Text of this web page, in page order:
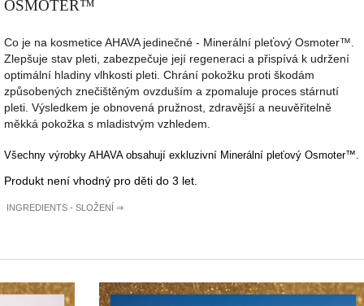
OSMOTER™
Co je na kosmetice AHAVA jedinečné - Minerální pleťový Osmoter™.
Zlepšuje stav pleti, zabezpečuje její regeneraci a přispívá k udržení
optimální hladiny vlhkosti pleti. Chrání pokožku proti škodám
způsobených znečištěným ovzduším a zpomaluje proces stárnutí
pleti. Výsledkem je obnovená pružnost, zdravější a neuvěřitelně
měkká pokožka s mladistvým vzhledem.
Všechny výrobky AHAVA obsahují exkluzivní Minerální pleťový Osmoter™.
Produkt není vhodný pro děti do 3 let.
INGREDIENTS - SLOŽENÍ ⇒